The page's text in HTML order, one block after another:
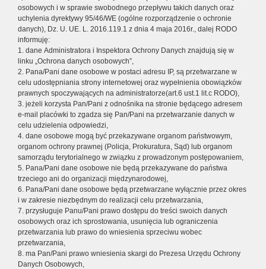
osobowych i w sprawie swobodnego przepływu takich danych oraz
uchylenia dyrektywy 95/46/WE (ogólne rozporządzenie o ochronie
danych), Dz. U. UE. L. 2016.119.1 z dnia 4 maja 2016r., dalej RODO
informuję:
1. dane Administratora i Inspektora Ochrony Danych znajdują się w
linku „Ochrona danych osobowych”,
2. Pana/Pani dane osobowe w postaci adresu IP, są przetwarzane w
celu udostępniania strony internetowej oraz wypełnienia obowiązków
prawnych spoczywających na administratorze(art.6 ust.1 lit.c RODO),
3. jeżeli korzysta Pan/Pani z odnośnika na stronie będącego adresem
e-mail placówki to zgadza się Pan/Pani na przetwarzanie danych w
celu udzielenia odpowiedzi,
4. dane osobowe mogą być przekazywane organom państwowym,
organom ochrony prawnej (Policja, Prokuratura, Sąd) lub organom
samorządu terytorialnego w związku z prowadzonym postępowaniem,
5. Pana/Pani dane osobowe nie będą przekazywane do państwa
trzeciego ani do organizacji międzynarodowej,
6. Pana/Pani dane osobowe będą przetwarzane wyłącznie przez okres
i w zakresie niezbędnym do realizacji celu przetwarzania,
7. przysługuje Panu/Pani prawo dostępu do treści swoich danych
osobowych oraz ich sprostowania, usunięcia lub ograniczenia
przetwarzania lub prawo do wniesienia sprzeciwu wobec
przetwarzania,
8. ma Pan/Pani prawo wniesienia skargi do Prezesa Urzędu Ochrony
Danych Osobowych,